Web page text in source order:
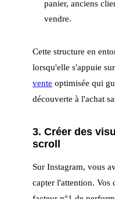
panier, anciens
vendre.
Cette structure en
lorsqu'elle s'appuie
vente optimisée qui
découverte à l'achat
3. Créer des
scroll
Sur Instagram, vous
capter l'attention. Vos